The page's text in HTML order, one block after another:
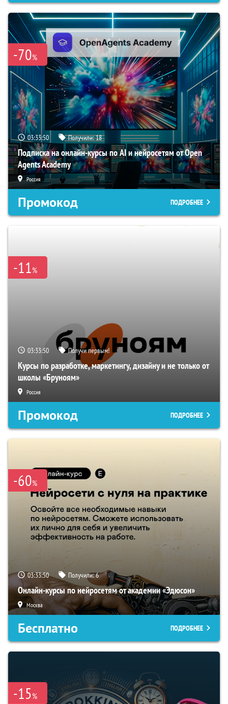
-70%
03:33:49 Получили:18
Подписка на онлайн-курсы по AI и нейросетям от Open
Agents Academy
Россия
Промокод ПОДРОБНЕЕ
-11%
03:33:49 Получи первым!
Курсы по разработке, маркетингу, дизайну и не только от
школы «Бруноям»
Россия
Промокод ПОДРОБНЕЕ
-60%
03:33:49 Получили:6
Онлайн-курсы по нейросетям от академии «Эдюсон»
Москва
Бесплатно ПОДРОБНЕЕ
-15%